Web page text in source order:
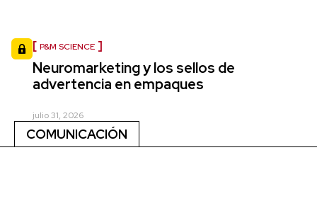
P&M SCIENCE
Neuromarketing y los sellos de
advertencia en empaques
julio 31, 2026
COMUNICACIÓN